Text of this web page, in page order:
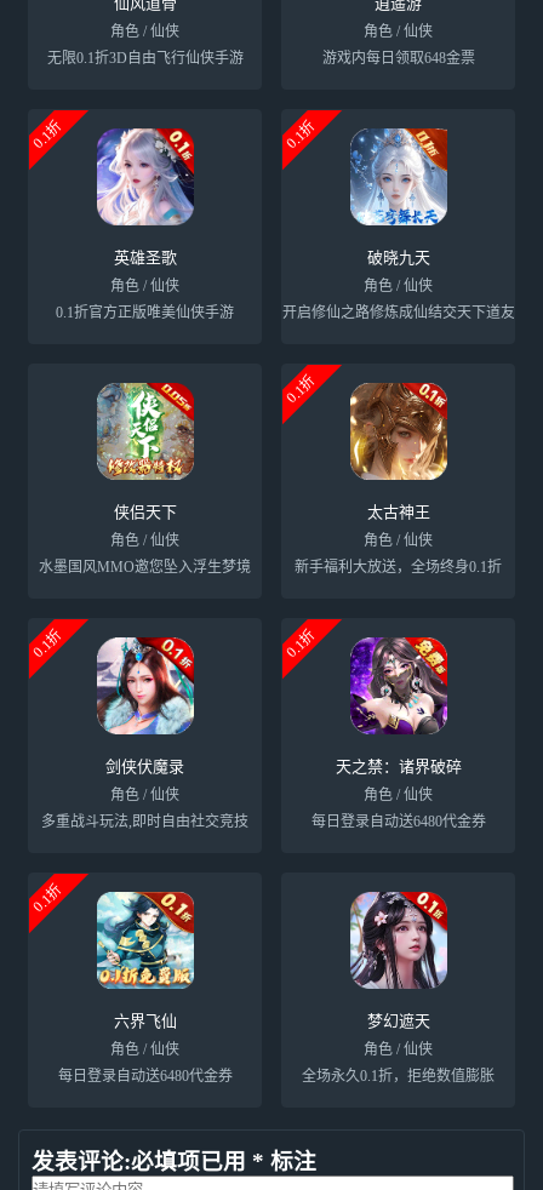
角色 / 仙侠
无限0.1折3D自由飞行仙侠手游
角色 / 仙侠
游戏内每日领取648金票
0.1折
英雄圣歌
角色 / 仙侠
0.1折官方正版唯美仙侠手游
0.1折
破晓九天
角色 / 仙侠
开启修仙之路修炼成仙结交天下道友
侠侣天下
角色 / 仙侠
水墨国风MMO邀您坠入浮生梦境
0.1折
太古神王
角色 / 仙侠
新手福利大放送，全场终身0.1折
0.1折
剑侠伏魔录
角色 / 仙侠
多重战斗玩法,即时自由社交竞技
0.1折
天之禁：诸界破碎
角色 / 仙侠
每日登录自动送6480代金券
0.1折
六界飞仙
角色 / 仙侠
每日登录自动送6480代金券
梦幻遮天
角色 / 仙侠
全场永久0.1折，拒绝数值膨胀
发表评论:必填项已用 * 标注